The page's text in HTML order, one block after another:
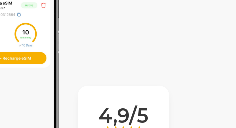
4,9/5